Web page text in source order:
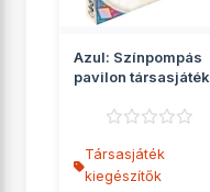
Azul: Színpompás
pavilon társasjáték
Társasjáték
kiegészítők